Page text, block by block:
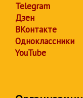
Telegram
Дзен
ВКонтакте
Одноклассники
YouTube